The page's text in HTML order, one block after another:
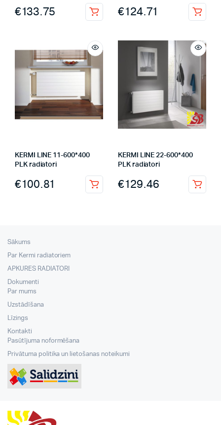
€133.75 €124.71
KERMI LINE 11-600*400
PLK radiatori
€100.81
KERMI LINE 22-600*400
PLK radiatori
€129.46
Sākums
Par Kermi radiatoriem
APKURES RADIATORI
Dokumenti
Par mums
Uzstādīšana
Līzings
Kontakti
Pasūtījuma noformēšana
Privātuma politika un lietošanas noteikumi